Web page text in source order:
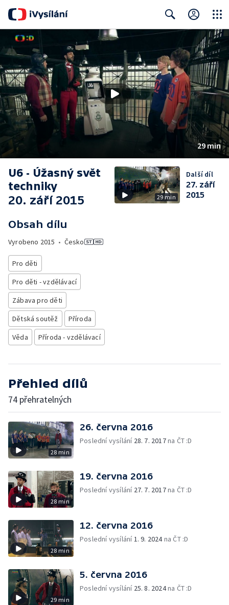
Search Close
29 min
U6 - Úžasný svět
techniky
20. září 2015
Obsah dílu
Vyrobeno 2015 • Česko
Pro děti
Pro děti - vzdělávací
Zábava pro děti
Dětská soutěž
Příroda
Věda
Příroda - vzdělávací
29 min
Další díl
27. září
2015
Přehled dílů
74 přehratelných
28 min
26. června 2016
Poslední vysílání 28. 7. 2017na ČT :D
28 min
19. června 2016
Poslední vysílání 27. 7. 2017na ČT :D
28 min
12. června 2016
Poslední vysílání1. 9. 2024na ČT :D
29 min
5. června 2016
Poslední vysílání 25. 8. 2024na ČT :D